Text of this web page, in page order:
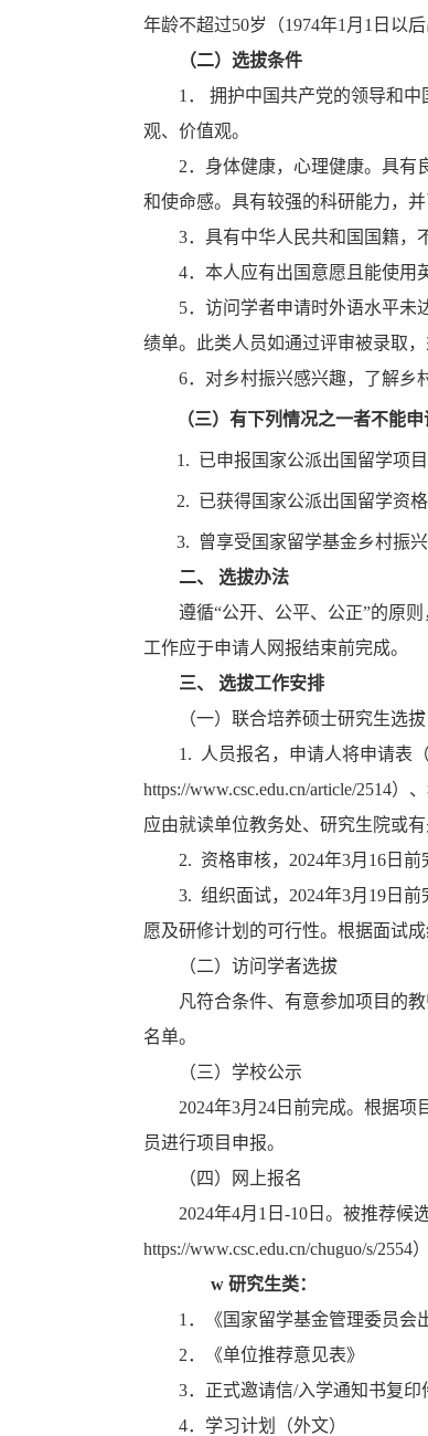
年龄不超过50岁（1974年1月1日以后
（二）选拔条件
1． 拥护中国共产党的领导和
观、价值观。
2．身体健康，心理健康。具有
和使命感。 具有较强的科研能力，
3．具有中华人民共和国国籍，
4．本人应有出国意愿且 能使用
5．访问学者申请时外语水平未
绩单。此类人员如通过评审被录取
6．对乡村振兴感兴趣，了解乡
（三）有下列情况之一者不能申
1. 已申报国家公派出国留学项
2. 已获得国家公派出国留学资
3.
曾享受国家留学基金乡村振
二、 选拔办法
遵循“公开、公平、公正”的原
工作应于申请人网报结束前完成。
三、 选拔工作安排
（一） 联合培养硕士研究生选拔
1. 人员报名，申请人将申请表（
https://www.csc.edu.cn/article/2514）
应由就读单位教务处、研究生院或有
2. 资格审核， 2024年3月16日前
3. 组织面试， 2024年3月19日
愿及研修计划的可行性。根据面试
（二）访问学者选拔
凡符合条件、有意参加项目的
名单。
（三）学校公示
2024年3月24日前完成。根据项
员进行项目申报。
（四）网上报名
2024年4月1日-10日。被推荐候
https://www.csc.edu.cn/chuguo/s/2554）
w 研究生类：
1．《国家留学基金管理委员会
2．《单位推荐意见表》
3．正式邀请信/入学通知书复印
4．学习计划（外文）